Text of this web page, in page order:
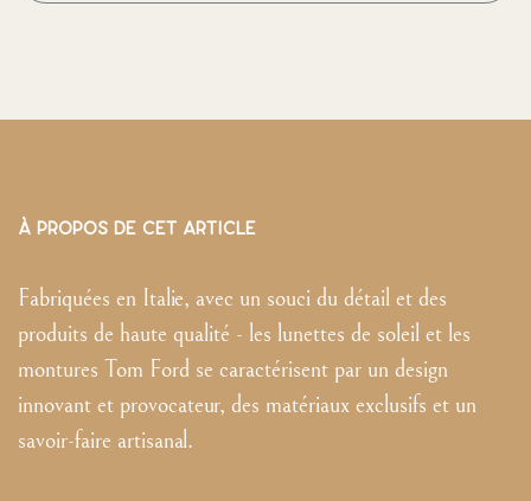
À PROPOS DE CET ARTICLE
Fabriquées en Italie, avec un souci du détail et des
produits de haute qualité - les lunettes de soleil et les
montures Tom Ford se caractérisent par un design
innovant et provocateur, des matériaux exclusifs et un
savoir-faire artisanal.